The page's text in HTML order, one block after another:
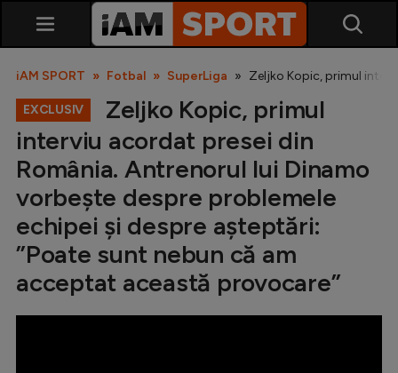
SuperLiga
Liga 2
Cupa României
iAM SPORT Fotbal SuperLiga Zeljko Kopic, primul
EXCLUSIV
Zeljko Kopic, primul
interviu acordat presei din
România. Antrenorul lui Dinamo
vorbește despre problemele
echipei și despre așteptări:
”Poate sunt nebun că am
acceptat această provocare”